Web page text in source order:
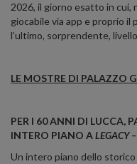
2026, il giorno esatto in cui,
giocabile via app e proprio
l’ultimo, sorprendente,
LE MOSTRE DI PALAZZO
PER I 60 ANNI DI LUCCA,
INTERO PIANO ALEGACY
Un intero piano dello storico